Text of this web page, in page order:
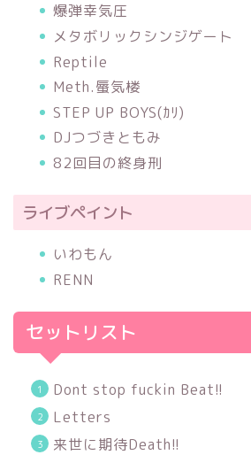
爆弾幸気圧
メタボリックシンジゲート
Reptile
Meth.蜃気楼
STEP UP BOYS(ｶﾘ)
DJつづきともみ
82回目の終身刑
ライブペイント
いわもん
RENN
セットリスト
Dont stop fuckin Beat!!
Letters
来世に期待Death!!